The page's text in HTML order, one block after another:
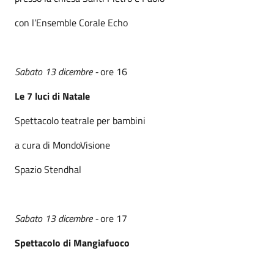
con l’Ensemble Corale Echo
Sabato 13 dicembre -ore 16
Le 7 luci di Natale
Spettacolo teatrale per bambini
a cura di MondoVisione
Spazio Stendhal
Sabato 13 dicembre -ore 17
Spettacolo di Mangiafuoco